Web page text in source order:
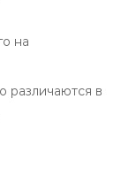
на
различаются в